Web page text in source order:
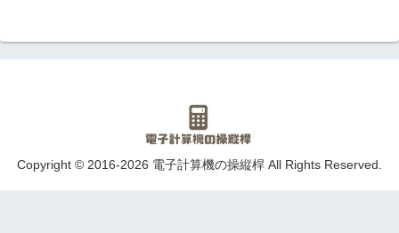
Copyright © 2016-2026 電子計算機の操縦桿 All Rights Reserved.